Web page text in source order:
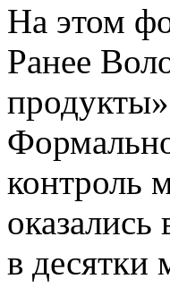
На этом
Ранее
контроль
в десятки